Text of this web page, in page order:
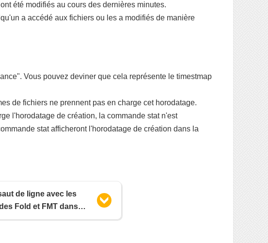
été modifiés au cours des dernières minutes.
a accédé aux fichiers ou les a modifiés de manière
Vous pouvez deviner que cela représente le timestmap
de fichiers ne prennent pas en charge cet horodatage.
l'horodatage de création, la commande stat n'est
stat afficheront l'horodatage de création dans la
de ligne avec les
Fold et FMT dans le